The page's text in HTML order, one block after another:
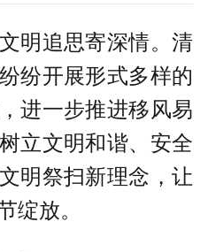
明追思寄深情。清
纷开展形式多样的
进一步推进移风易
立文明和谐、安全
明祭扫新理念，让
绽放。